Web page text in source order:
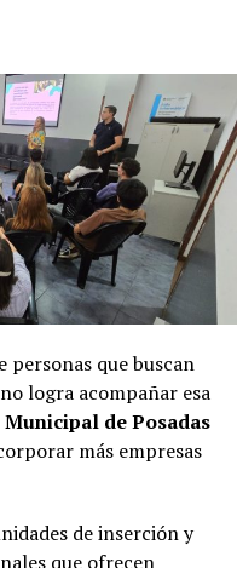
que buscan
logra acompañar esa
de Posadas
más empresas
de inserción y
que ofrecen